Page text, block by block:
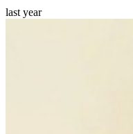
last year